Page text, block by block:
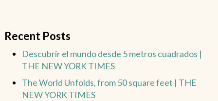
Recent Posts
Descubrir el mundo desde 5 metros cuadrados |
THE NEW YORK TIMES
The World Unfolds, from 50 square feet | THE
NEW YORK TIMES